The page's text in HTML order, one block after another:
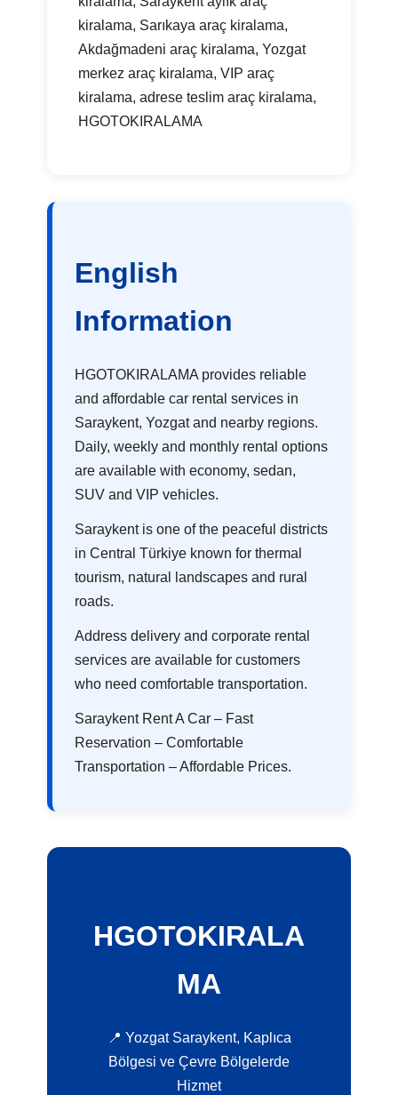
kiralama, Sarıkaya araç kiralama,
Akdağmadeni araç kiralama, Yozgat
merkez araç kiralama, VIP araç
kiralama, adrese teslim araç kiralama,
HGOTOKIRALAMA
English
Information
HGOTOKIRALAMA provides reliable
and affordable car rental services in
Saraykent, Yozgat and nearby regions.
Daily, weekly and monthly rental options
are available with economy, sedan,
SUV and VIP vehicles.
Saraykent is one of the peaceful districts
in Central Türkiye known for thermal
tourism, natural landscapes and rural
roads.
Address delivery and corporate rental
services are available for customers
who need comfortable transportation.
Saraykent Rent A Car – Fast
Reservation – Comfortable
Transportation – Affordable Prices.
HGOTOKIRALA
MA
📍 Yozgat Saraykent, Kaplıca
Bölgesi ve Çevre Bölgelerde
Hizmet